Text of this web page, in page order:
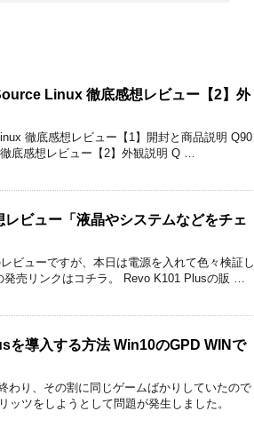
Linux 徹底感想レビュー【2】外
徹底感想レビュー【1】開封と商品説明 Q90
底感想レビュー【2】外観説明 Q …
ビュー「液晶やシステムなどをチェ
ビューですが、本日は電源を入れて色々検証し
売リンクはコチラ。 Revo K101 Plusの販 …
を導入する方法 Win10のGPD WINで
わり、その割に同じゲームばかりしていたので
ツをしようとして問題が発生しました。